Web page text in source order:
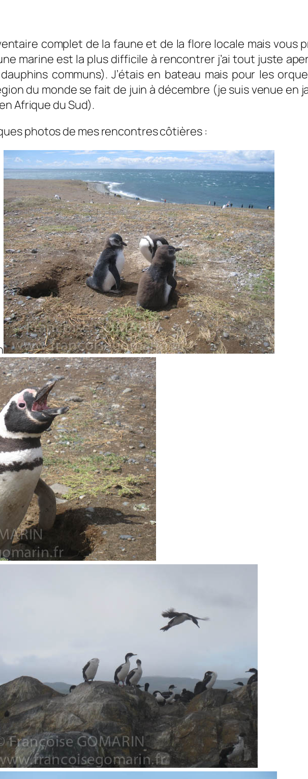
complet de la faune et de la flore locale mais vous
marine est la plus difficile à rencontrer j’ai tout juste
communs). J’étais en bateau mais pour les
du monde se fait de juin à décembre (je suis venue en
Afrique du Sud).
photos de mes rencontres côtières :